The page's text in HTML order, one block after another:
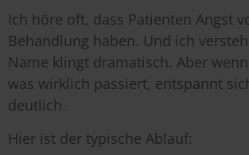
Ich höre oft, dass Patienten Angst
Behandlung haben. Und ich
Name klingt dramatisch. Aber
was wirklich passiert, entspannt
deutlich.
Hier ist der typische Ablauf: